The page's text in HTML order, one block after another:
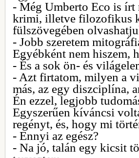
- Még Umberto Eco is
krimi, illetve filozofikus
fülszövegében
- Jobb szeretem
Egyébként nem hiszem,
- És a sok ön- és
- Azt firtatom, milyen a
más, az egy diszciplína,
Én ezzel, legjobb
Egyszerűen kíváncsi
regényt, és, hogy mi
- Ennyi az egész?
- Na jó, talán egy kicsit